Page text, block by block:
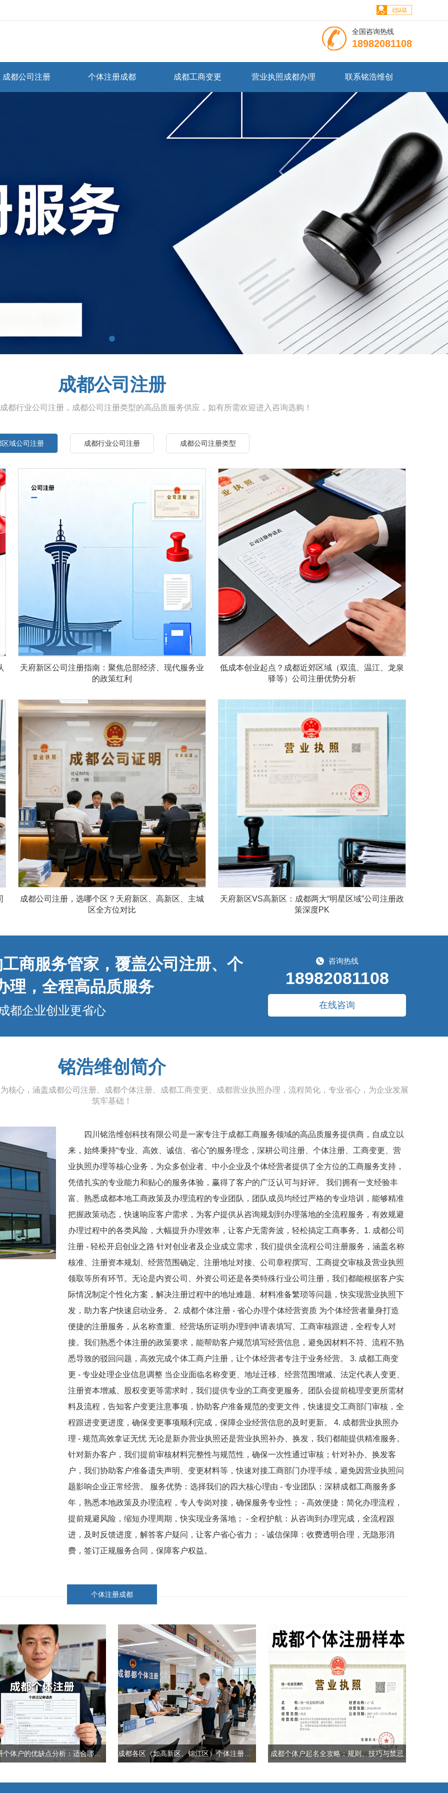
全国咨询热线
18982081108
成都公司注册 个体注册成都 成都工商变更 营业执照成都办理 联系铭浩维创
成都公司注册
都行业公司注册，成都公司注册类型的高品质服务供应，如有所需欢迎进入咨询选购！
区域公司注册 成都行业公司注册 成都公司注册类型
天府新区公司注册指南：聚焦总部经济、现代服务业
的政策红利​
低成本创业起点？成都近郊区域（双流、温江、龙泉
驿等）公司注册优势分析​
成都公司注册，选哪个区？天府新区、高新区、主城
区全方位对比​
天府新区VS高新区：成都两大“明星区域”公司注册政
策深度PK​
商服务管家，覆盖公司注册、个
理，全程高品质服务
都企业创业更省心
咨询热线
18982081108
在线咨询
铭浩维创简介
核心，涵盖成都公司注册、成都个体注册、成都工商变更、成都营业执照办理，流程简化，专业省心，为企业发展
筑牢基础！
四川铭浩维创科技有限公司是一家专注于成都工商服务领域的高品质服务提供商，自成立以
来，始终秉持“专业、高效、诚信、省心”的服务理念，深耕公司注册、个体注册、工商变更、营
业执照办理等核心业务，为众多创业者、中小企业及个体经营者提供了全方位的工商服务支持，
凭借扎实的专业能力和贴心的服务体验，赢得了客户的广泛认可与好评。 我们拥有一支经验丰
富、熟悉成都本地工商政策及办理流程的专业团队，团队成员均经过严格的专业培训，能够精准
把握政策动态，快速响应客户需求，为客户提供从咨询规划到办理落地的全流程服务，有效规避
办理过程中的各类风险，大幅提升办理效率，让客户无需奔波，轻松搞定工商事务。1. 成都公司
注册 - 轻松开启创业之路 针对创业者及企业成立需求，我们提供全流程公司注册服务，涵盖名称
核准、注册资本规划、经营范围确定、注册地址对接、公司章程撰写、工商提交审核及营业执照
领取等所有环节。无论是内资公司、外资公司还是各类特殊行业公司注册，我们都能根据客户实
际情况制定个性化方案，解决注册过程中的地址难题、材料准备繁琐等问题，快实现营业执照下
发，助力客户快速启动业务。 2. 成都个体注册 - 省心办理个体经营资质 为个体经营者量身打造
便捷的注册服务，从名称查重、经营场所证明办理到申请表填写、工商审核跟进，全程专人对
接。我们熟悉个体注册的政策要求，能帮助客户规范填写经营信息，避免因材料不符、流程不熟
悉导致的驳回问题，高效完成个体工商户注册，让个体经营者专注于业务经营。 3. 成都工商变
更 - 专业处理企业信息调整 当企业面临名称变更、地址迁移、经营范围增减、法定代表人变更、
注册资本增减、股权变更等需求时，我们提供专业的工商变更服务。团队会提前梳理变更所需材
料及流程，告知客户变更注意事项，协助客户准备规范的变更文件，快速提交工商部门审核，全
程跟进变更进度，确保变更事项顺利完成，保障企业经营信息的及时更新。 4. 成都营业执照办
理 - 规范高效拿证无忧 无论是新办营业执照还是营业执照补办、换发，我们都能提供精准服务。
针对新办客户，我们提前审核材料完整性与规范性，确保一次性通过审核；针对补办、换发客
户，我们协助客户准备遗失声明、变更材料等，快速对接工商部门办理手续，避免因营业执照问
题影响企业正常经营。 服务优势：选择我们的四大核心理由 - 专业团队：深耕成都工商服务多
年，熟悉本地政策及办理流程，专人专岗对接，确保服务专业性； - 高效便捷：简化办理流程，
提前规避风险，缩短办理周期，快实现业务落地； - 全程护航：从咨询到办理完成，全流程跟
进，及时反馈进度，解答客户疑问，让客户省心省力； - 诚信保障：收费透明合理，无隐形消
费，签订正规服务合同，保障客户权益。
个体注册成都
在成都注册个体户的优缺点分析：适合哪些人群？​ ​​成都个体户起名全攻略：规则、技巧与禁忌​